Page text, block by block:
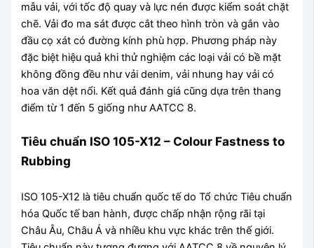
mẫu vải, với tốc độ quay và lực nén được kiểm soát chặt
chẽ. Vải đo ma sát được cắt theo hình tròn và gắn vào
đầu cọ xát có đường kính phù hợp. Phương pháp này
đặc biệt hiệu quả khi thử nghiệm các loại vải có bề mặt
không đồng đều như vải denim, vải nhung hay vải có
hoa văn dệt nổi. Kết quả đánh giá cũng dựa trên thang
điểm từ 1 đến 5 giống như AATCC 8.
Tiêu chuẩn ISO 105-X12 – Colour Fastness to
Rubbing
ISO 105-X12 là tiêu chuẩn quốc tế do Tổ chức Tiêu chuẩn
hóa Quốc tế ban hành, được chấp nhận rộng rãi tại
Châu Âu, Châu Á và nhiều khu vực khác trên thế giới.